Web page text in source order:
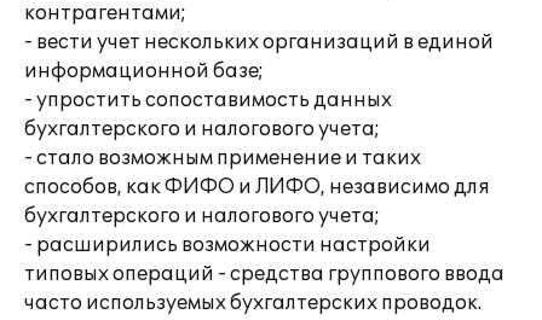
контрагентами;
- вести учет нескольких организаций в единой
информационной базе;
- упростить сопоставимость данных
бухгалтерского и налогового учета;
- стало возможным применение и таких
способов, как ФИФО и ЛИФО, независимо для
бухгалтерского и налогового учета;
- расширились возможности настройки
типовых операций - средства группового ввода
часто используемых бухгалтерских проводок.